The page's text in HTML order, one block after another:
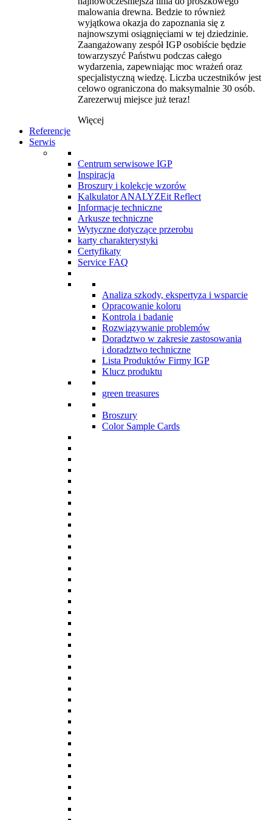
malowania drewna. Bedzie to również
wyjątkowa okazja do zapoznania się z
najnowszymi osiągnięciami w tej dziedzinie.
Zaangażowany zespół IGP osobiście będzie
towarzyszyć Państwu podczas całego
wydarzenia, zapewniając moc wrażeń oraz
specjalistyczną wiedzę. Liczba uczestników jest
celowo ograniczona do maksymalnie 30 osób.
Zarezerwuj miejsce już teraz!
Więcej
Referencje
Serwis
Centrum serwisowe IGP
Inspiracja
Broszury i kolekcje wzorów
Kalkulator ANALYZEit Reflect
Informacje techniczne
Arkusze techniczne
Wytyczne dotyczące przerobu
karty charakterystyki
Certyfikaty
Service FAQ
Analiza szkody, ekspertyza i wsparcie
Opracowanie koloru
Kontrola i badanie
Rozwiązywanie problemów
Doradztwo w zakresie zastosowania
i doradztwo techniczne
Lista Produktów Firmy IGP
Klucz produktu
green treasures
Broszury
Color Sample Cards